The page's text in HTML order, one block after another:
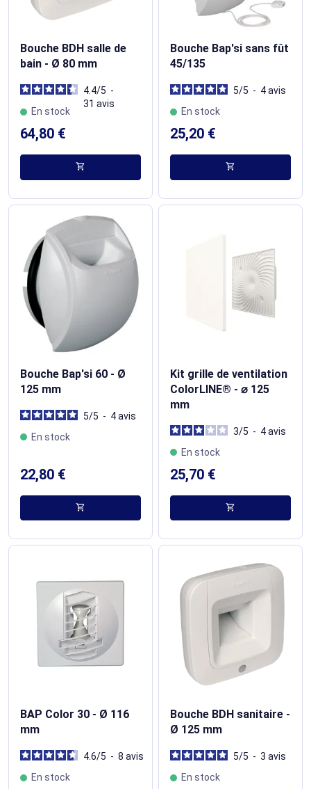
Bouche BDH salle de
bain - Ø 80 mm
4.4/5 -
31 avis
En stock
64,80 €
shopping_cart
Bouche Bap'si sans fût
45/135
5/5 - 4avis
En stock
25,20 €
shopping_cart
Bouche Bap'si 60 - Ø
125 mm
5/5 - 4avis
En stock
22,80 €
shopping_cart
Kit grille de ventilation
ColorLINE® - ⌀ 125
mm
3/5 - 4avis
En stock
25,70 €
shopping_cart
BAP Color 30 - Ø 116
mm
4.6/5 - 8 avis
En stock
Bouche BDH sanitaire -
Ø 125 mm
5/5 - 3 avis
En stock